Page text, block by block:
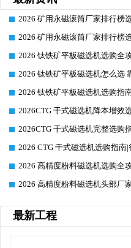
2026 矿用永磁滚筒厂家排行榜
2026 矿用永磁滚筒厂家排行榜
2026 钛铁矿平板磁选机选购全
2026 钛铁矿平板磁选机怎么选
2026 钛铁矿平板磁选机选购指
2026CTG 干式磁选机降本增效
2026CTG 干式磁选机完整选购
2026 CTG 干式磁选机选购指
2026 高精度粉料磁选机选购全
2026 高精度粉料磁选机头部厂
最新工程